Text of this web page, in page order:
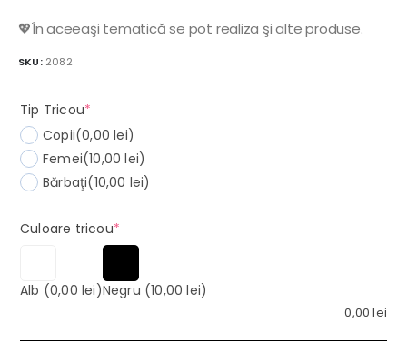
💖În aceeaşi tematică se pot realiza şi alte produse.
SKU: 2082
Tip Tricou*
Copii(0,00 lei)
Femei(10,00 lei)
Bărbaţi(10,00 lei)
Culoare tricou*(required)
Alb (0,00 lei)Negru (10,00 lei)
0,00lei